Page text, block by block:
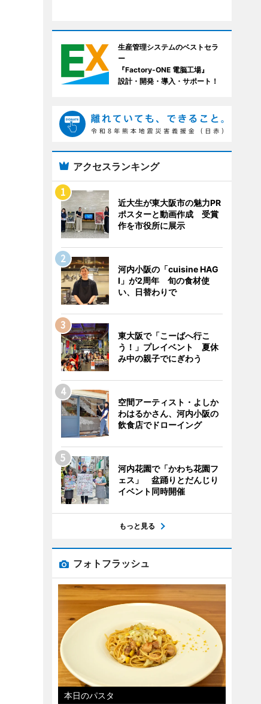
生産管理システムのベストセラ
ー
『Factory-ONE 電脳工場』
設計・開発・導入・サポート！
アクセスランキング
近大生が東大阪市の魅力PR
ポスターと動画作成 受賞
作を市役所に展示
河内小阪の「cuisine HAG
I」が2周年 旬の食材使
い、日替わりで
東大阪で「こーばへ行こ
う！」プレイベント 夏休
み中の親子でにぎわう
空間アーティスト・よしか
わはるかさん、河内小阪の
飲食店でドローイング
河内花園で「かわち花園フ
ェス」 盆踊りとだんじり
イベント同時開催
もっと見る
フォトフラッシュ
本日のパスタ